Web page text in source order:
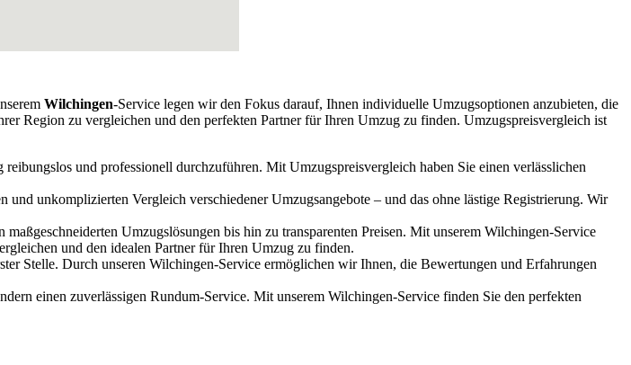
Wilchingen-Service legen wir den Fokus darauf, Ihnen individuelle Umzugsoptionen anzubieten, die
Region zu vergleichen und den perfekten Partner für Ihren Umzug zu finden. Umzugspreisvergleich ist
und professionell durchzuführen. Mit Umzugspreisvergleich haben Sie einen verlässlichen
unkomplizierten Vergleich verschiedener Umzugsangebote – und das ohne lästige Registrierung. Wir
Umzugslösungen bis hin zu transparenten Preisen. Mit unserem Wilchingen-Service
und den idealen Partner für Ihren Umzug zu finden.
Stelle. Durch unseren Wilchingen-Service ermöglichen wir Ihnen, die Bewertungen und Erfahrungen
einen zuverlässigen Rundum-Service. Mit unserem Wilchingen-Service finden Sie den perfekten